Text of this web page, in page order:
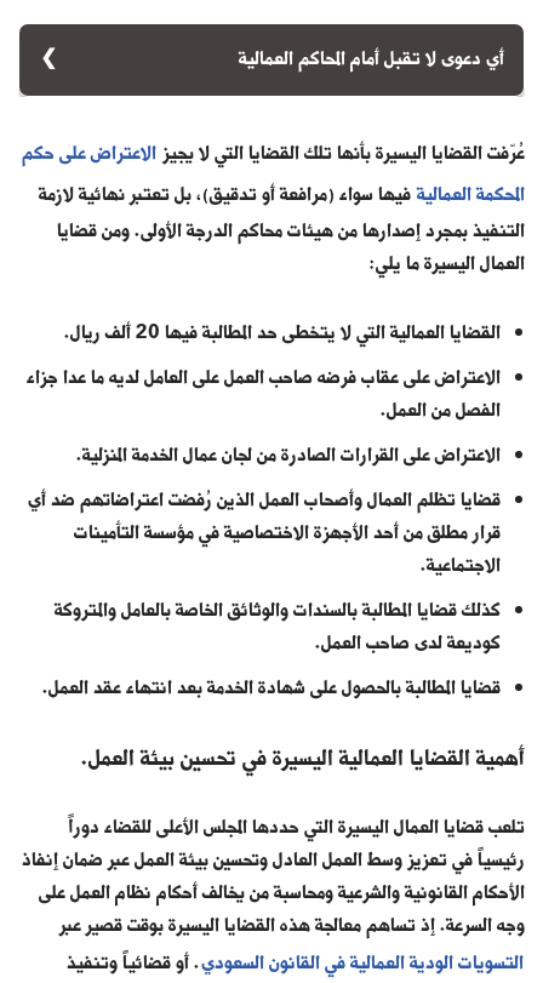
أي دعوى لا تقبل أمام المحاكم العمالية
في نظام العمل أو المترتبة على علاقة عقد العمل، وتم تقدمتها بعد
فوات 12 شهر من تاريخ يوم انتهاء علاقة العمل. إلا إذا قدم
المدعي عذراً يتم قبوله من قبل المحكمة أو يصدر إقرار من قبل المدعى
عليه بالحق موضع النزاع. وبالتالي كافة القضايا العمالية المقدمة
مقبولة ضمن الفترة بين تاريخ نهاية عقد العمل الى تاريخ يوم
عُرّفت القضايا اليسيرة بأنها تلك القضايا التي لا يجيزالاعتراض على حكم
المحكمة العماليةفيها سواء (مرافعة أو تدقيق)، بل تعتبر نهائية لازمة
التنفيذ بمجرد إصدارها من هيئات محاكم الدرجة الأولى. ومن قضايا
العمال اليسيرة ما يلي:
القضايا العمالية التي لا يتخطى حد المطالبة فيها 20 ألف ريال.
الاعتراض على عقاب فرضه صاحب العمل على العامل لديه ما عدا جزاء
الفصل من العمل.
الاعتراض على القرارات الصادرة من لجان عمال الخدمة المنزلية.
قضايا تظلم العمال وأصحاب العمل الذين رُفضت اعتراضاتهم ضد أي
قرار مطلق من أحد الأجهزة الاختصاصية في مؤسسة التأمينات
الاجتماعية.
كذلك قضايا المطالبة بالسندات والوثائق الخاصة بالعامل والمتروكة
كوديعة لدى صاحب العمل.
قضايا المطالبة بالحصول على شهادة الخدمة بعد انتهاء عقد العمل.
أهمية القضايا العمالية اليسيرة في تحسين بيئة العمل.
تلعب قضايا العمال اليسيرة التي حددها المجلس الأعلى للقضاء دوراً
رئيسياً في تعزيز وسط العمل العادل وتحسين بيئة العمل عبر ضمان إنفاذ
الأحكام القانونية والشرعية ومحاسبة من يخالف أحكام نظام العمل على
وجه السرعة. إذ تساهم معالجة هذه القضايا اليسيرة بوقت قصير عبر
التسويات الودية العمالية في القانون السعودي. أو قضائياً وتنفيذ